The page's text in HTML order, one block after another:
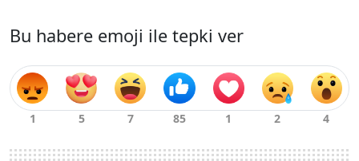
Bu habere emoji ile tepki ver